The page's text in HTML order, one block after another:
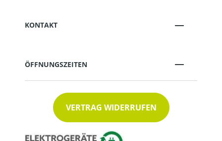
KONTAKT
ÖFFNUNGSZEITEN
VERTRAG WIDERRUFEN